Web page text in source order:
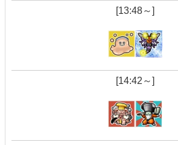
[13:48～]
[14:42～]